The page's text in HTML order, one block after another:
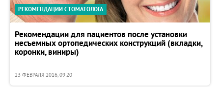
РЕКОМЕНДАЦИИ СТОМАТОЛОГА
Рекомендации для пациентов после установки
несъемных ортопедических конструкций (вкладки,
коронки, виниры)
23 ФЕВРАЛЯ 2016, 09:20